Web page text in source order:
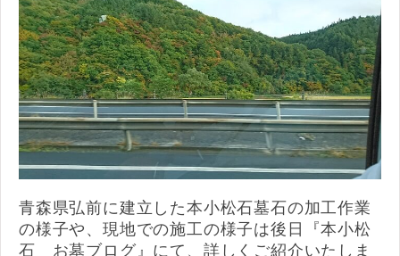
青森県弘前に建立した本小松石墓石の加工作業
の様子や、現地での施工の様子は後日『本小松
石 お墓ブログ』にて、詳しくご紹介いたしま